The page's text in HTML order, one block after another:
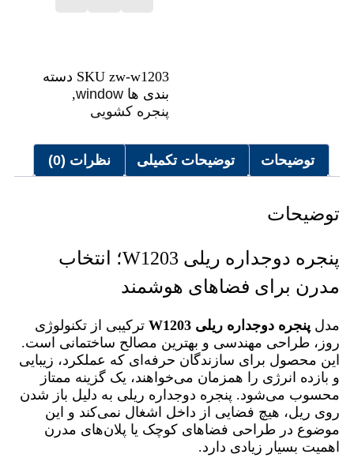
SKU zw-w1203
دسته
بندی ها window
,
پنجره کشویی
توضیحات توضیحات تکمیلی نظرات (0)
توضیحات
پنجره دوجداره ریلی W1203؛ انتخاب
مدرن برای فضاهای هوشمند
مدل پنجره دوجداره ریلی
ترکیبی از تکنولوژی
روز، طراحی مهندسی و بهترین مصالح ساختمانی است.
این محصول برای سازندگان حرفه‌ای‌ که عملکرد، زیبایی
و بازده انرژی را همزمان می‌خواهند، یک گزینه ممتاز
محسوب می‌شود. پنجره دوجداره ریلی به دلیل باز شدن
روی ریل، هیچ فضایی از داخل اشغال نمی‌کند و این
موضوع در طراحی فضاهای کوچک یا پلان‌های مدرن
اهمیت بسیار زیادی دارد.